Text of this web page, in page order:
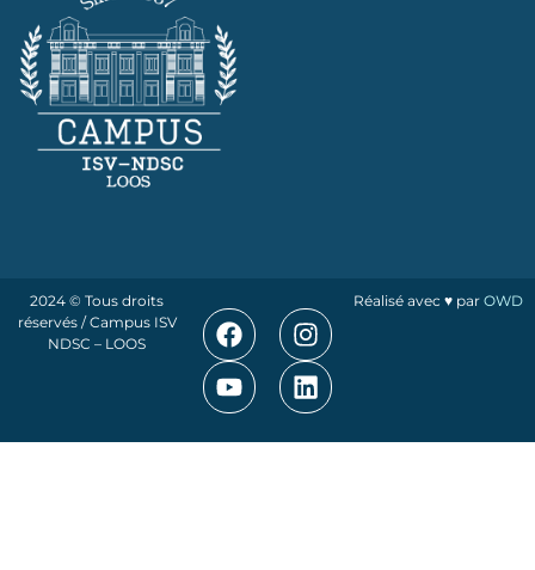
2024 © Tous droits
réservés / Campus ISV
NDSC – LOOS
Réalisé avec ♥ par OWD